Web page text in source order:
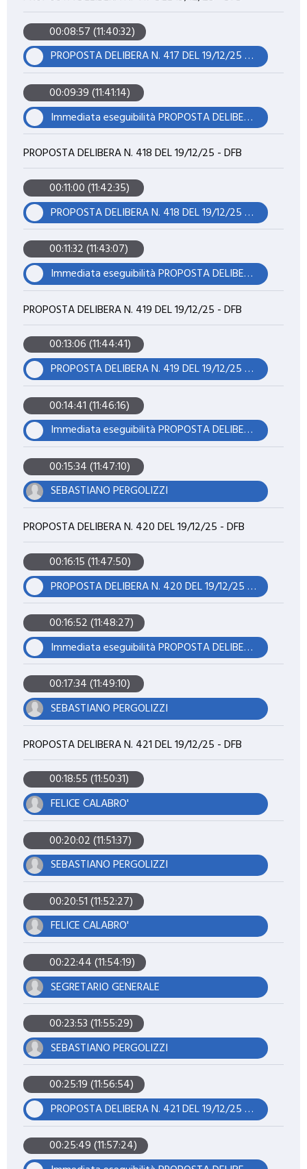
00:08:57 (11:40:32)
PROPOSTA DELIBERA N. 417 DEL 19/12/25 - DFB
00:09:39 (11:41:14)
Immediata eseguibilità PROPOSTA DELIBERA N. 417 DEL 19/12/25 - DFB
PROPOSTA DELIBERA N. 418 DEL 19/12/25 - DFB
00:11:00 (11:42:35)
PROPOSTA DELIBERA N. 418 DEL 19/12/25 - DFB
00:11:32 (11:43:07)
Immediata eseguibilità PROPOSTA DELIBERA N. 418 DEL 19/12/25 - DFB
PROPOSTA DELIBERA N. 419 DEL 19/12/25 - DFB
00:13:06 (11:44:41)
PROPOSTA DELIBERA N. 419 DEL 19/12/25 - DFB
00:14:41 (11:46:16)
Immediata eseguibilità PROPOSTA DELIBERA N. 419 DEL 19/12/25 - DFB
00:15:34 (11:47:10)
SEBASTIANO PERGOLIZZI
PROPOSTA DELIBERA N. 420 DEL 19/12/25 - DFB
00:16:15 (11:47:50)
PROPOSTA DELIBERA N. 420 DEL 19/12/25 - DFB
00:16:52 (11:48:27)
Immediata eseguibilità PROPOSTA DELIBERA N. 420 DEL 19/12/25 - DFB
00:17:34 (11:49:10)
SEBASTIANO PERGOLIZZI
PROPOSTA DELIBERA N. 421 DEL 19/12/25 - DFB
00:18:55 (11:50:31)
FELICE CALABRO'
00:20:02 (11:51:37)
SEBASTIANO PERGOLIZZI
00:20:51 (11:52:27)
FELICE CALABRO'
00:22:44 (11:54:19)
SEGRETARIO GENERALE
00:23:53 (11:55:29)
SEBASTIANO PERGOLIZZI
00:25:19 (11:56:54)
PROPOSTA DELIBERA N. 421 DEL 19/12/25 - DFB
00:25:49 (11:57:24)